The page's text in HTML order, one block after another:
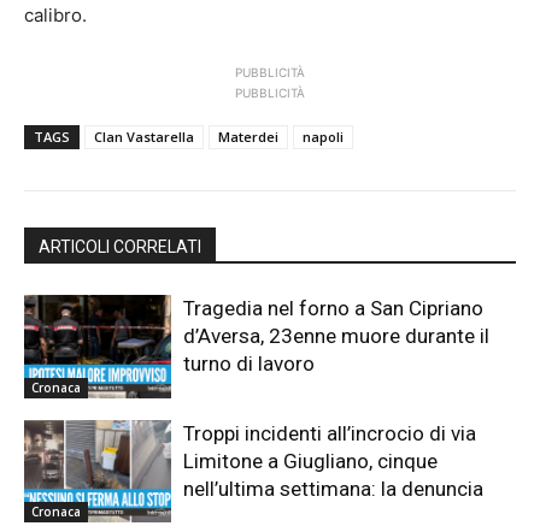
calibro.
PUBBLICITÀ
PUBBLICITÀ
TAGS Clan Vastarella Materdei napoli
ARTICOLI CORRELATI
Cronaca
Tragedia nel forno a San Cipriano
d’Aversa, 23enne muore durante il
turno di lavoro
Cronaca
Troppi incidenti all’incrocio di via
Limitone a Giugliano, cinque
nell’ultima settimana: la denuncia